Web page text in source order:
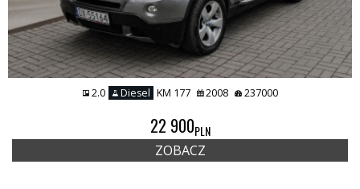
2.0 Diesel KM 177 2008 237000
22 900PLN
ZOBACZ